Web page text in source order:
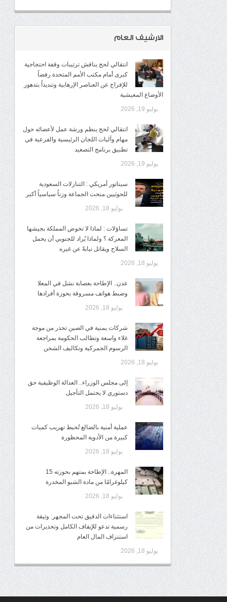
الارشيف العام
انتقالي لحج يناقش ترتيبات وقفة احتجاجية
كبرى أمام مكتب الأمم المتحدة رفضاً
للإفراج عن العناصر الإرهابية وتنديداً بتدهور
الأوضاع المعيشية
يوليو 19, 2026
انتقالي لحج ينظم ورشة عمل لأعضائه حول
مهام وآليات اللجان الرئيسية والفرعية في
تطبيق برنامج التصعيد
يوليو 19, 2026
سيناتور أمريكي : التنازلات السعودية
للحوثيين منحت الجماعة وزناً سياسياً أكبر
يوليو 18, 2026
تساؤلات : لماذا لا تخوض المملكة بجيشها
المعركة ؟ ولماذا يُراد للجنوبي أن يحمل
السلاح ويقاتل نيابةً عن غيره
يوليو 18, 2026
عدن.. الإطاحة بعصابة نشل في المعلا
وضبط هواتف مسروقة بحوزة أفرادها
يوليو 18, 2026
شركات يمنية في الصين تحذر من موجة
غلاء واسعة وتطالب الحكومة بمراجعة
الرسوم الجمركية وتكاليف الشحن
يوليو 18, 2026
إلى مجلس الوزراء.. العدالة الوظيفية حق
دستوري لا يحتمل التأجيل
يوليو 18, 2026
عملية أمنية بالضالع تُحبط تهريب كميات
كبيرة من الأدوية المحظورة
يوليو 18, 2026
المهرة.. الإطاحة بمتهم بحوزته 15
كيلوغرامًا من مادة الشبو المخدرة
يوليو 18, 2026
استثناءات الدقيق تحت المجهر: وثيقة
رسمية تدعو للإيقاف الكامل وتحذيرات من
استنزاف المال العام
يوليو 18, 2026